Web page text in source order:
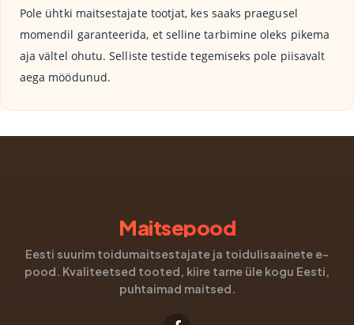
Pole ühtki maitsestajate tootjat, kes saaks praegusel
momendil garanteerida, et selline tarbimine oleks pikema
aja vältel ohutu. Selliste testide tegemiseks pole piisavalt
aega möödunud.
Maitsepood
Eesti suurim toidumaitsestajate ja toidulisaainete e-
pood. Kvaliteetsed tooted, kiire tarne üle kogu Eesti,
puhtaimad maitsed.